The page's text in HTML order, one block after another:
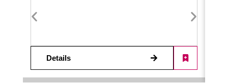
Details